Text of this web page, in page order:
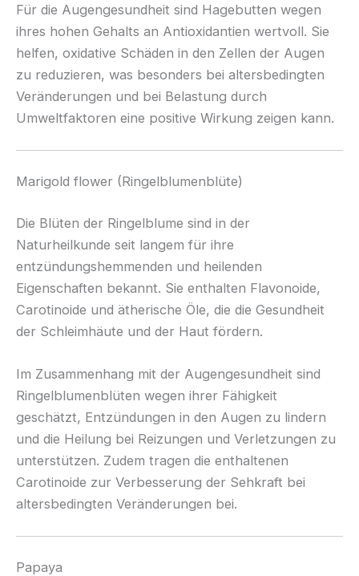
Für die Augengesundheit sind Hagebutten wegen
ihres hohen Gehalts an Antioxidantien wertvoll. Sie
helfen, oxidative Schäden in den Zellen der Augen
zu reduzieren, was besonders bei altersbedingten
Veränderungen und bei Belastung durch
Umweltfaktoren eine positive Wirkung zeigen kann.
Marigold flower (Ringelblumenblüte)
Die Blüten der Ringelblume sind in der
Naturheilkunde seit langem für ihre
entzündungshemmenden und heilenden
Eigenschaften bekannt. Sie enthalten Flavonoide,
Carotinoide und ätherische Öle, die die Gesundheit
der Schleimhäute und der Haut fördern.
Im Zusammenhang mit der Augengesundheit sind
Ringelblumenblüten wegen ihrer Fähigkeit
geschätzt, Entzündungen in den Augen zu lindern
und die Heilung bei Reizungen und Verletzungen zu
unterstützen. Zudem tragen die enthaltenen
Carotinoide zur Verbesserung der Sehkraft bei
altersbedingten Veränderungen bei.
Papaya